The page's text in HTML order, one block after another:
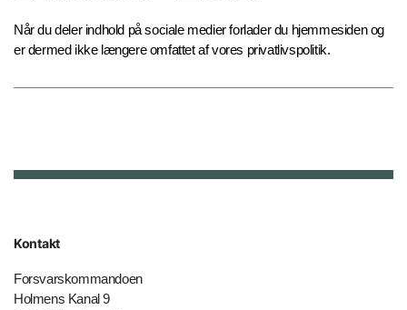
Når du deler indhold på sociale medier forlader du hjemmesiden og
er dermed ikke længere omfattet af vores privatlivspolitik.
Kontakt
Forsvarskommandoen
Holmens Kanal 9